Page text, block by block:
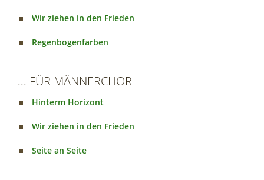
Wir ziehen in den Frieden
Regenbogenfarben
... FÜR MÄNNERCHOR
Hinterm Horizont
Wir ziehen in den Frieden
Seite an Seite